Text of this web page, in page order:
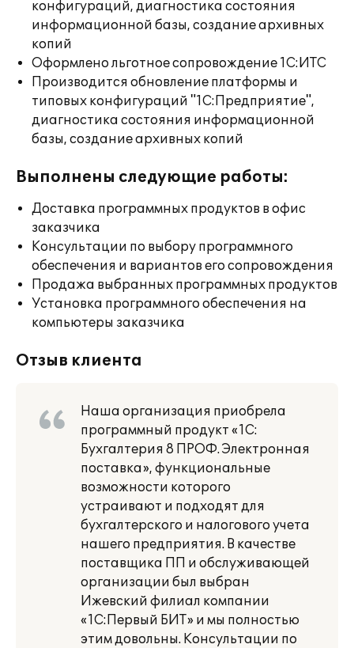
конфигураций, диагностика состояния
информационной базы, создание архивных
копий
Оформлено льготное сопровождение 1С:ИТС
Производится обновление платформы и
типовых конфигураций "1С:Предприятие",
диагностика состояния информационной
базы, создание архивных копий
Выполнены следующие работы:
Доставка программных продуктов в офис
заказчика
Консультации по выбору программного
обеспечения и вариантов его сопровождения
Продажа выбранных программных продуктов
Установка программного обеспечения на
компьютеры заказчика
Отзыв клиента
Наша организация приобрела
программный продукт «1С:
Бухгалтерия 8 ПРОФ. Электронная
поставка», функциональные
возможности которого
устраивают и подходят для
бухгалтерского и налогового учета
нашего предприятия. В качестве
поставщика ПП и обслуживающей
организации был выбран
Ижевский филиал компании
«1С:Первый БИТ» и мы полностью
этим довольны. Консультации по